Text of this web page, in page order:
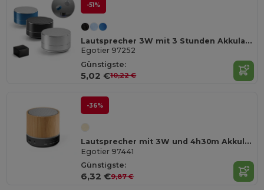
-51%
Lautsprecher 3W mit 3 Stunden Akkulaufzeit recyceltem Aluminium (100% rAL) und Recyceltes ABS (100% rABS)
Egotier 97252
Günstigste:
5,02 €10,22 €
-36%
Lautsprecher mit 3W und 4h30m Akkulaufzeit aus Recyceltes ABS (100% rABS)
Egotier 97441
Günstigste:
6,32 €9,87 €